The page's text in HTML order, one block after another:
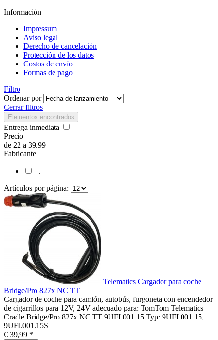
Información
Impressum
Aviso legal
Derecho de cancelación
Protección de los datos
Costos de envío
Formas de pago
Filtro
Ordenar por
Cerrar filtros
Elementos encontrados
Entrega inmediata
Precio
de 22 a 39.99
Fabricante
.
Artículos por página:
Telematics Cargador para coche
Bridge/Pro 827x NC TT
Cargador de coche para camión, autobús, furgoneta con encendedor
de cigarrillos para 12V, 24V adecuado para: TomTom Telematics
Cradle Bridge/Pro 827x NC TT 9UFI.001.15 Typ: 9UFI.001.15,
9UFI.001.15S
€ 39,99 *